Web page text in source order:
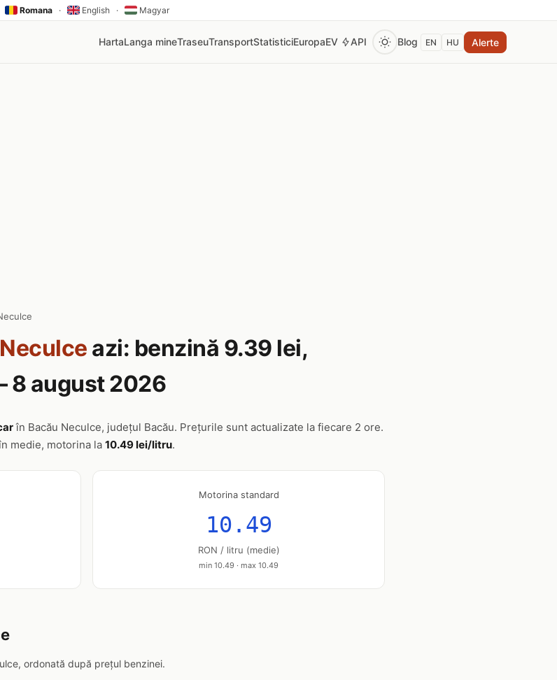
Romana · English · Magyar
HartaLanga mineTraseuTransportStatisticiEuropaEV API Blog EN HU Alerte
azi: benzină 9.39 lei,
8 august 2026
în Bacău Neculce, județul Bacău. Prețurile sunt actualizate la fiecare 2 ore.
medie, motorina la 10.49 lei/litru.
Motorina standard
10.49
RON / litru (medie)
min 10.49 · max 10.49
ordonată după prețul benzinei.